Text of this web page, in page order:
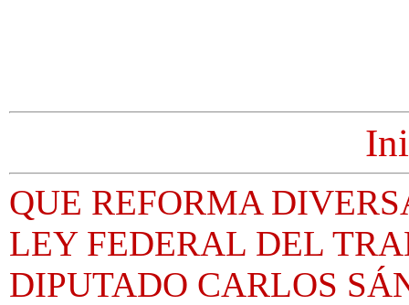
QUE REFORMA
LEY FEDERAL DEL
DIPUTADO CARLOS